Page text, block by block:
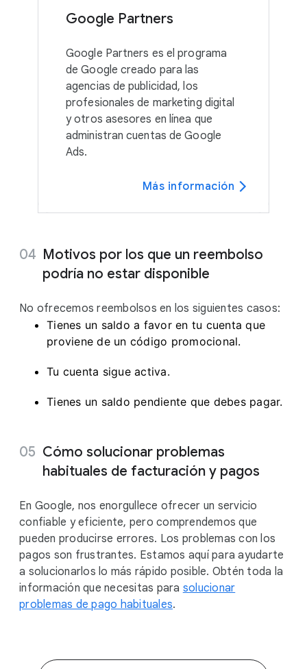
Google Partners
Google Partners es el programa
de Google creado para las
agencias de publicidad, los
profesionales de marketing digital
y otros asesores en línea que
administran cuentas de Google
Ads.
Más información
Motivos por los que un reembolso
podría no estar disponible
No ofrecemos reembolsos en los siguientes casos:
Tienes un saldo a favor en tu cuenta que
proviene de un código promocional.
Tu cuenta sigue activa.
Tienes un saldo pendiente que debes pagar.
Cómo solucionar problemas
habituales de facturación y pagos
En Google, nos enorgullece ofrecer un servicio
confiable y eficiente, pero comprendemos que
pueden producirse errores. Los problemas con los
pagos son frustrantes. Estamos aquí para ayudarte
a solucionarlos lo más rápido posible. Obtén toda la
información que necesitas para solucionar
problemas de pago habituales.